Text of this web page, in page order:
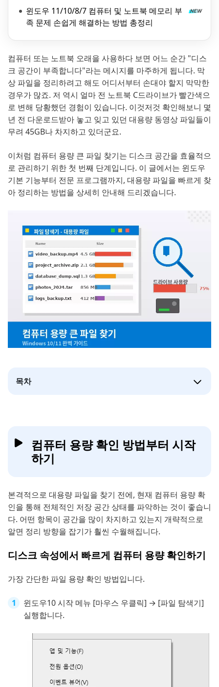
윈도우 11/10/8/7 컴퓨터 및 노트북 메모리 부
족 문제 손쉽게 해결하는 방법 총정리
컴퓨터 또는 노트북 오래을 사용하다 보면 어느 순간 "디스
크 공간이 부족합니다"라는 메시지를 마주하게 됩니다. 막
상 파일을 정리하려고 해도 어디서부터 손대야 할지 막막한
경우가 많죠. 저 역시 얼마 전 노트북 C드라이브가 빨간색으
로 변해 당황했던 경험이 있습니다. 이것저것 확인해보니 몇
년 전 다운로드받아 놓고 잊고 있던 대용량 동영상 파일들이
무려 45GB나 차지하고 있더군요.
이처럼 컴퓨터 용량 큰 파일 찾기는 디스크 공간을 효율적으
로 관리하기 위한 첫 번째 단계입니다. 이 글에서는 윈도우
기본 기능부터 전문 프로그램까지, 대용량 파일을 빠르게 찾
아 정리하는 방법을 상세히 안내해 드리겠습니다.
목차
컴퓨터 용량 확인 방법부터 시작
하기
본격적으로 대용량 파일을 찾기 전에, 현재 컴퓨터 용량 확
인을 통해 전체적인 저장 공간 상태를 파악하는 것이 좋습니
다. 어떤 항목이 공간을 많이 차지하고 있는지 개략적으로
알면 정리 방향을 잡기가 훨씬 수월해집니다.
디스크 속성에서 빠르게 컴퓨터 용량 확인하기
가장 간단한 파일 용량 확인 방법입니다.
윈도우10 시작 메뉴 [마우스 우클릭] → [파일 탐색기]
실행합니다.